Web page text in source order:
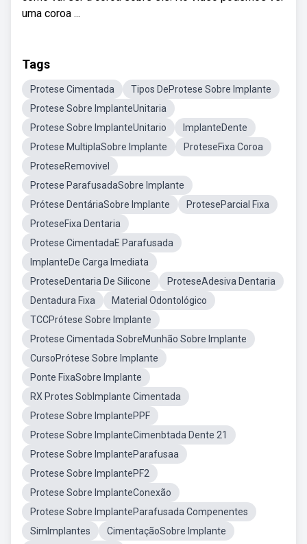
uma coroa ...
Tags
Protese Cimentada
Tipos DeProtese Sobre Implante
Protese Sobre ImplanteUnitaria
Protese Sobre ImplanteUnitario
ImplanteDente
Protese MultiplaSobre Implante
ProteseFixa Coroa
ProteseRemovivel
Protese ParafusadaSobre Implante
Prótese DentáriaSobre Implante
ProteseParcial Fixa
ProteseFixa Dentaria
Protese CimentadaE Parafusada
ImplanteDe Carga Imediata
ProteseDentaria De Silicone
ProteseAdesiva Dentaria
Dentadura Fixa
Material Odontológico
TCCPrótese Sobre Implante
Protese Cimentada SobreMunhão Sobre Implante
CursoPrótese Sobre Implante
Ponte FixaSobre Implante
RX Protes SobImplante Cimentada
Protese Sobre ImplantePPF
Protese Sobre ImplanteCimenbtada Dente 21
Protese Sobre ImplanteParafusaa
Protese Sobre ImplantePF2
Protese Sobre ImplanteConexão
Protese Sobre ImplanteParafusada Compenentes
SimImplantes
CimentaçãoSobre Implante